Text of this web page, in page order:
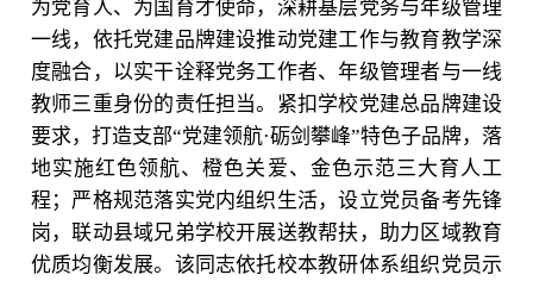
为党育人、为国育才使命，深耕基层党务与年级管理
一线，依托党建品牌建设推动党建工作与教育教学深
度融合，以实干诠释党务工作者、年级管理者与一线
教师三重身份的责任担当。紧扣学校党建总品牌建设
要求，打造支部“党建领航·砺剑攀峰”特色子品牌，落
地实施红色领航、橙色关爱、金色示范三大育人工
程；严格规范落实党内组织生活，设立党员备考先锋
岗，联动县域兄弟学校开展送教帮扶，助力区域教育
优质均衡发展。该同志依托校本教研体系组织党员示